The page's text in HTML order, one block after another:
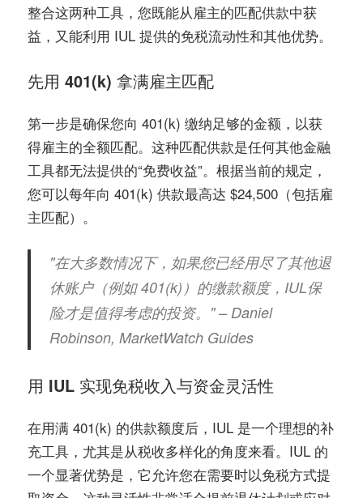
整合这两种工具，您既能从雇主的匹配供款中获
益，又能利用 IUL 提供的免税流动性和其他优势。
先用 401(k) 拿满雇主匹配
第一步是确保您向 401(k) 缴纳足够的金额，以获
得雇主的全额匹配。这种匹配供款是任何其他金融
工具都无法提供的“免费收益”。根据当前的规定，
您可以每年向 401(k) 供款最高达 $24,500（包括雇
主匹配）。
"在大多数情况下，如果您已经用尽了其他退
休账户（例如 401(k)）的缴款额度，IUL保
险才是值得考虑的投资。" – Daniel
Robinson, MarketWatch Guides
用 IUL 实现免税收入与资金灵活性
在用满 401(k) 的供款额度后，IUL 是一个理想的补
充工具，尤其是从税收多样化的角度来看。IUL 的
一个显著优势是，它允许您在需要时以免税方式提